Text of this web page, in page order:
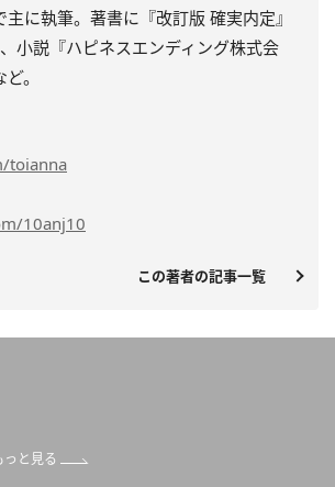
に執筆。著書に『改訂版 確実内定』
、小説『ハピネスエンディング株式会
。
toianna
10anj10
この著者の記事一覧
っと見る